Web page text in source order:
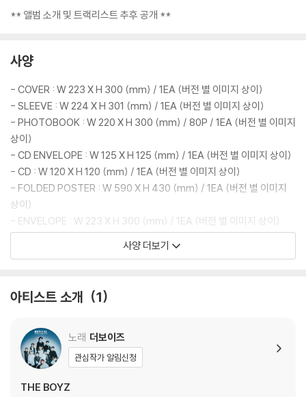
** 앨범 소개 및 트랙리스트 추후 공개 **
사양
- COVER : W 223 X H 300 (mm) / 1EA (버전 별 이미지 상이)
- SLEEVE : W 224 X H 301 (mm) / 1EA (버전 별 이미지 상이)
- PHOTOBOOK : W 220 X H 300 (mm) / 80P / 1EA (버전 별 이미지
상이)
- CD ENVELOPE : W 125 X H 125 (mm) / 1EA (버전 별 이미지 상이)
- CD : W 120 X H 120 (mm) / 1EA (버전 별 이미지 상이)
- FOLDED POSTER : W 590 X H 430 (mm) / 1EA (버전 별 이미지
상이)
- ENVELOPE : W 223 X H 300 (mm) / 1EA (버전 별 이미지 상이)
- TRACK STICKER : W 95 X H 290 (mm) / 1EA
- POSTCARD : W 125 X H 185 (mm) / 1EA (버전 별 이미지 상이)
- SELFIE PHOTOCARD : W 55 X H 85 (mm) / RANDOM 2EA OUT
사양 더보기
아티스트 소개 1
노래 더보이즈
관심작가 알림신청
THE BOYZ